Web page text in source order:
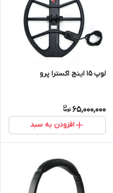
لوپ 15 اینج اکسترا پرو
65,000,000
افزودن به سبد